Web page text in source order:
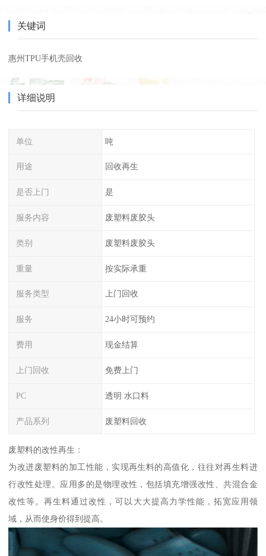
关键词
惠州TPU手机壳回收
详细说明
单位 吨
用途 回收再生
是否上门 是
服务内容 废塑料废胶头
类别 废塑料废胶头
重量 按实际承重
服务类型 上门回收
服务 24小时可预约
费用 现金结算
上门回收 免费上门
PC 透明 水口料
产品系列 废塑料回收
废塑料的改性再生：
为改进废塑料的加工性能，实现再生料的高值化，往往对再生料进
行改性处理。应用多的是物理改性，包括填充增强改性、共混合金
改性等。再生料通过改性，可以大大提高力学性能，拓宽应用领
域，从而使身价得到提高。